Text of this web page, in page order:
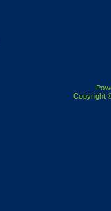
Copyright